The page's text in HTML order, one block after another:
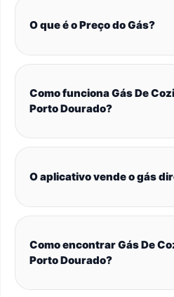
O que é o Preço do Gás?
Como funciona Gás De
Porto Dourado?
O aplicativo vende o gás
Como encontrar Gás De
Porto Dourado?